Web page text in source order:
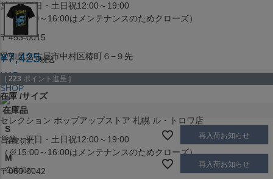
営業：平日・土日祝12:00～19:00
（※15:00～16:00はメンテナンスのためクローズ）
〒453-0015
愛知県名古屋市中村区椿町６−９先
MAP
SHOP
セレクション ポップアップストア 札幌 ル・トロワ店
営業：平日・土日祝12:00～19:00
（※15:00～16:00はメンテナンスのためクローズ）
〒060-0042
¥7,425税込
[ 223 ポイント進呈 ]
在庫 サイズ
在庫品
S
在庫切れ
再入荷お知らせ
M
在庫切れ
再入荷お知らせ